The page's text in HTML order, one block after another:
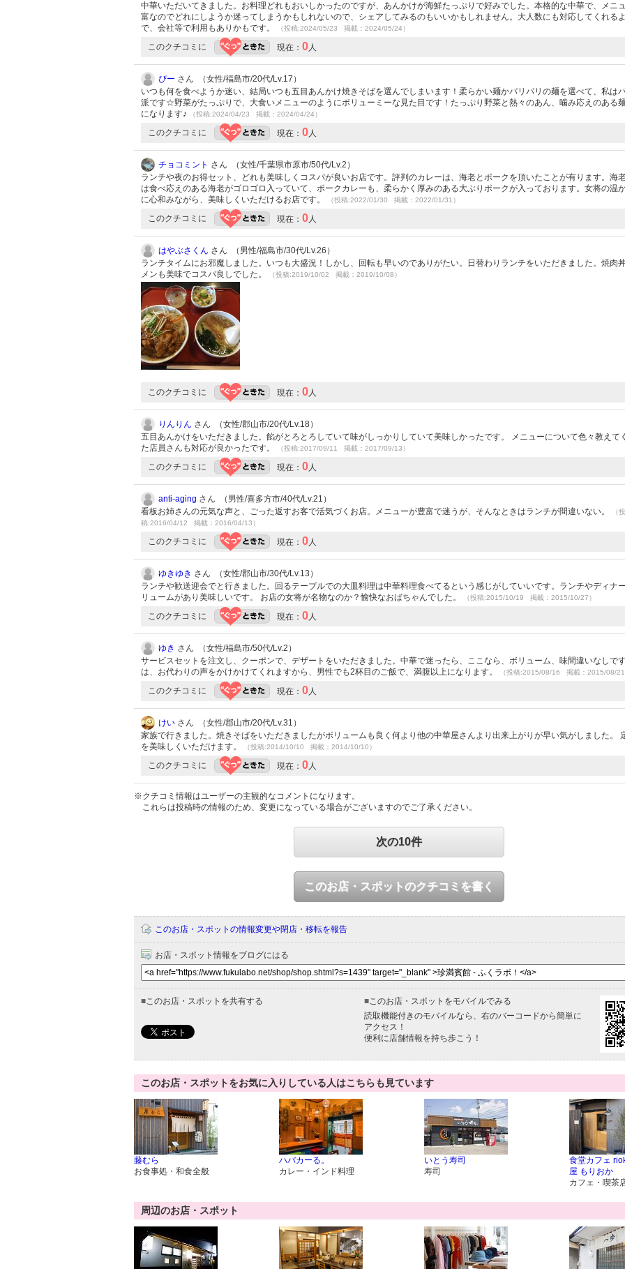
中華いただいてきました。お料理どれもおいしかったのですが、あんかけが海鮮たっぷりで好みでした。本格的な中華で、メニ
富なのでどれにしようか迷ってしまうかもしれないので、シェアしてみるのもいいかもしれません。大人数にも対応してくれる
で、会社等で利用もありかもです。
（投稿:2024/05/23 掲載：2024/05/24）
このクチコミに 現在： 0人
ぴー さん （女性/福島市/20代/Lv.17）
いつも何を食べようか迷い、結局いつも五目あんかけ焼きそばを選んでしまいます！柔らかい麺かパリパリの麺を選べて、私は
派です☆野菜がたっぷりで、大食いメニューのようにボリューミーな見た目です！たっぷり野菜と熱々のあん、噛み応えのある
になります♪
（投稿:2024/04/23 掲載：2024/04/24）
このクチコミに 現在： 0人
チョコミント さん （女性/千葉県市原市/50代/Lv.2）
ランチや夜のお得セット、どれも美味しくコスパが良いお店です。評判のカレーは、海老とポークを頂いたことが有ります。海
は食べ応えのある海老がゴロゴロ入っていて、ポークカレーも、柔らかく厚みのある大ぶりポークが入っております。女将の温
に心和みながら、美味しくいただけるお店です。
（投稿:2022/01/30 掲載：2022/01/31）
このクチコミに 現在： 0人
はやぶさくん さん （男性/福島市/30代/Lv.26）
ランチタイムにお邪魔しました。いつも大盛況！しかし、回転も早いのでありがたい。日替わりランチをいただきました。焼肉
メンも美味でコスパ良しでした。
（投稿:2019/10/02 掲載：2019/10/08）
このクチコミに 現在： 0人
りんりん さん （女性/郡山市/20代/Lv.18）
五目あんかけをいただきました。餡がとろとろしていて味がしっかりしていて美味しかったです。 メニューについて色々教えて
た店員さんも対応が良かったです。
（投稿:2017/09/11 掲載：2017/09/13）
このクチコミに 現在： 0人
anti-aging さん （男性/喜多方市/40代/Lv.21）
看板お姉さんの元気な声と、ごった返すお客で活気づくお店。メニューが豊富で迷うが、そんなときはランチが間違いない。
（投
稿:2016/04/12 掲載：2016/04/13）
このクチコミに 現在： 0人
ゆきゆき さん （女性/郡山市/30代/Lv.13）
ランチや歓送迎会でと行きました。回るテーブルでの大皿料理は中華料理食べてるという感じがしていいです。ランチやディナ
リュームがあり美味しいです。 お店の女将が名物なのか？愉快なおばちゃんでした。
（投稿:2015/10/19 掲載：2015/10/27）
このクチコミに 現在： 0人
ゆき さん （女性/福島市/50代/Lv.2）
サービスセットを注文し、クーポンで、デザートをいただきました。中華で迷ったら、ここなら、ボリューム、味間違いなしで
は、お代わりの声をかけかけてくれますから、男性でも2杯目のご飯で、満腹以上になります。
（投稿:2015/08/16 掲載：2015/08/21
このクチコミに 現在： 0人
けい さん （女性/郡山市/20代/Lv.31）
家族で行きました。焼きそばをいただきましたがボリュームも良く何より他の中華屋さんより出来上がりが早い気がしました。
を美味しくいただけます。
（投稿:2014/10/10 掲載：2014/10/10）
このクチコミに 現在： 0人
※クチコミ情報はユーザーの主観的なコメントになります。
これらは投稿時の情報のため、変更になっている場合がございますのでご了承ください。
次の10件
このお店・スポットのクチコミを書く
このお店・スポットの情報変更や閉店・移転を報告
お店・スポット情報をブログにはる
■このお店・スポットを共有する ■このお店・スポットをモバイルでみる
読取機能付きのモバイルなら、右のバーコードから簡単に
アクセス！
便利に店舗情報を持ち歩こう！
このお店・スポットをお気に入りしている人はこちらも見ています
藤むら
お食事処・和食全般
ハバカーる。
カレー・インド料理
いとう寿司
寿司
食堂カフェ
屋 もりおか
カフェ・喫茶
周辺のお店・スポット